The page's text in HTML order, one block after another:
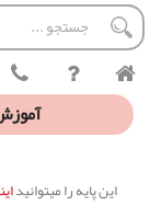
این پایه را میتوانیداینجا